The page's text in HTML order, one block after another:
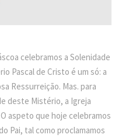
celebramos a Solenidade
Pascal de Cristo é um só: a
Ressurreição. Mas. para
deste Mistério, a Igreja
aspeto que hoje celebramos
Pai, tal como proclamamos